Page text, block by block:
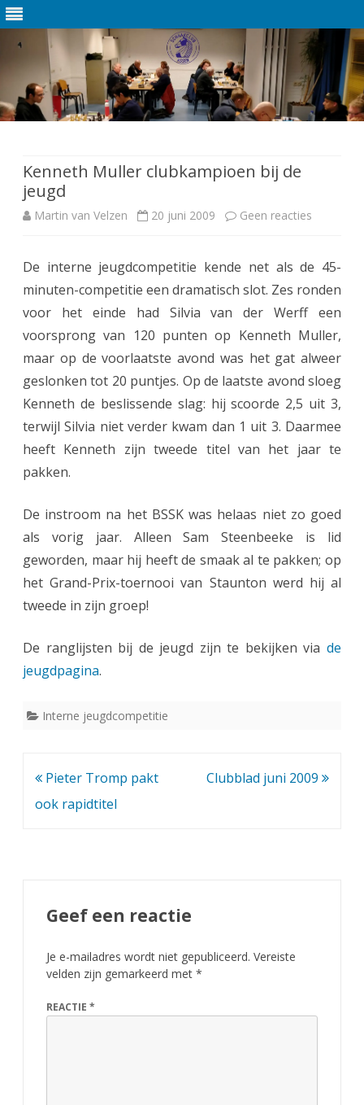
de
inhoud
Kenneth Muller clubkampioen bij de
jeugd
Martin van Velzen 20 juni 2009 Geen reacties
K
n
n
e
h
l
e
c
a
i
De interne jeugdcompetitie kende net als de 45-
minuten-competitie een dramatisch slot. Zes ronden
voor het einde had Silvia van der Werff een
voorsprong van 120 punten op Kenneth Muller,
maar op de voorlaatste avond was het gat alweer
geslonken tot 20 puntjes. Op de laatste avond sloeg
Kenneth de beslissende slag: hij scoorde 2,5 uit 3,
terwijl Silvia niet verder kwam dan 1 uit 3. Daarmee
heeft Kenneth zijn tweede titel van het jaar te
pakken.
De instroom na het BSSK was helaas niet zo goed
als vorig jaar. Alleen Sam Steenbeeke is lid
geworden, maar hij heeft de smaak al te pakken; op
het Grand-Prix-toernooi van Staunton werd hij al
tweede in zijn groep!
De ranglijsten bij de jeugd zijn te bekijken via de
jeugdpagina.
Interne jeugdcompetitie
Bericht
navigatie
Pieter Tromp pakt
ook rapidtitel
Clubblad juni 2009
Geef een reactie
Je e-mailadres wordt niet gepubliceerd. Vereiste
velden zijn gemarkeerd met *
REACTIE *